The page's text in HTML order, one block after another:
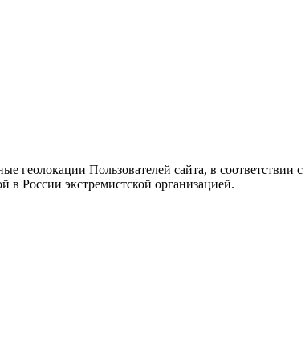
геолокации Пользователей сайта, в соответствии с
в России экстремистской организацией.